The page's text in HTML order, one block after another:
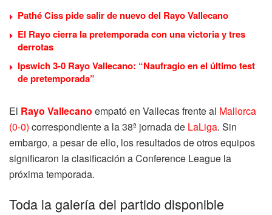
Pathé Ciss pide salir de nuevo del Rayo Vallecano
El Rayo cierra la pretemporada con una victoria y tres
derrotas
Ipswich 3-0 Rayo Vallecano: “Naufragio en el último test
de pretemporada”
El Rayo Vallecano empató en Vallecas frente al Mallorca
(0-0) correspondiente a la 38ª jornada de LaLiga. Sin
embargo, a pesar de ello, los resultados de otros equipos
significaron la clasificación a Conference League la
próxima temporada.
Toda la galería del partido disponible